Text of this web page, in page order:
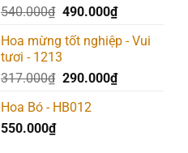
540.000₫ Giá
là:
540.000₫.
490.000₫Giá
tại
490.000₫.
Hoa mừng tốt nghiệp - Vui
tươi - 1213
317.000₫ Giá
là:
290.000₫Giá
Hoa Bó - HB012
550.000₫